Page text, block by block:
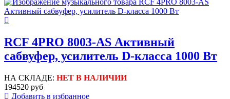
RCF 4PRO 8003-AS Активный
сабвуфер, усилитель D-класса 1000 Вт
НА СКЛАДЕ: НЕТ В НАЛИЧИИ
194520 руб
Добавить в избранное